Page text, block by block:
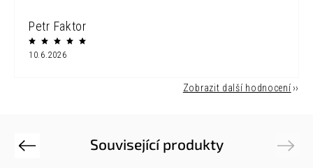
Petr Faktor
10.6.2026
Zobrazit další hodnocení
Související produkty
Previous Next